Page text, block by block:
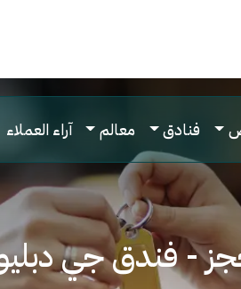
فنادق معالم آراء العملاء
- فندق جي